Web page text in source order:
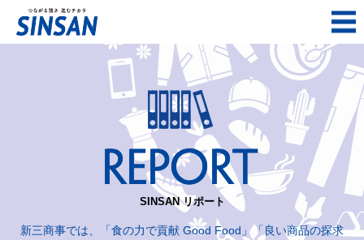
SINSAN リポート
新三商事では、「食の力で貢献 Good Food」「良い商品の探求